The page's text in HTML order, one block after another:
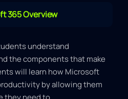
365 Overview
understand
the components that make
will learn how Microsoft
by allowing them